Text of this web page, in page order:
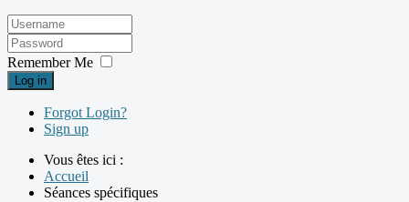
Remember Me
Log in
Forgot Login?
Sign up
Vous êtes ici :
Accueil
Séances spécifiques